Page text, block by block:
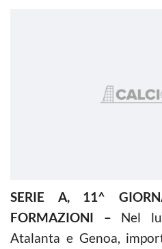
SERIE A, 11^
FORMAZIONI – Nel
Atalanta e Genoa,